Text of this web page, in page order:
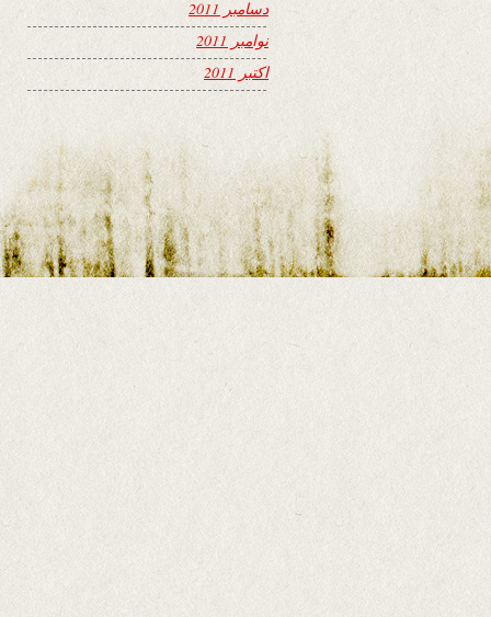
دسامبر 2011
نوامبر 2011
اکتبر 2011